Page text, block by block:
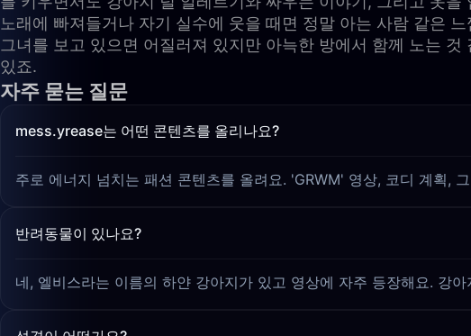
노래에 빠져들거나 자기 실수에 웃을 때면 정말 아는 사람 같은
그녀를 보고 있으면 어질러져 있지만 아늑한 방에서 함께 노는
있죠.
자주 묻는 질문
mess.yrease는 어떤 콘텐츠를 올리나요?
주로 에너지 넘치는 패션 콘텐츠를 올려요. 'GRWM' 영상, 코디 계획,
반려동물이 있나요?
네, 엘비스라는 이름의 하얀 강아지가 있고 영상에 자주 등장해요. 강